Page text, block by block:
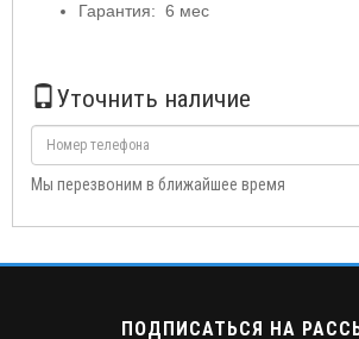
Гарантия: 6 мес
Уточнить наличие
Мы перезвоним в ближайшее время
ПОДПИСАТЬСЯ НА